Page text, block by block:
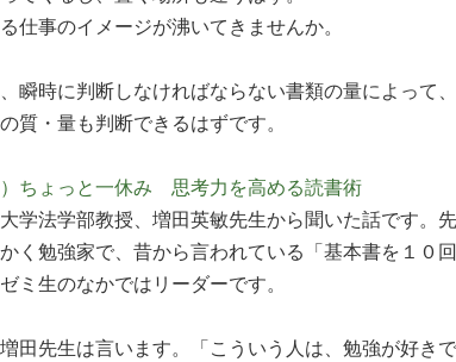
仕事のイメージが沸いてきませんか。
瞬時に判断しなければならない書類の量によって
質・量も判断できるはずです。
）ちょっと一休み 思考力を高める読書術
学法学部教授、増田英敏先生から聞いた話です。
く勉強家で、昔から言われている「基本書を１０
ミ生のなかではリーダーです。
田先生は言います。「こういう人は、勉強が好き